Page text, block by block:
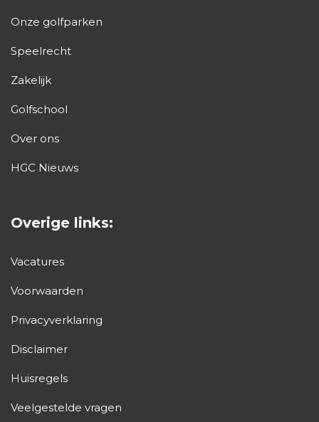
Onze golfparken
Speelrecht
Zakelijk
Golfschool
Over ons
HGC Nieuws
Overige links:
Vacatures
Voorwaarden
Privacyverklaring
Disclaimer
Huisregels
Veelgestelde vragen